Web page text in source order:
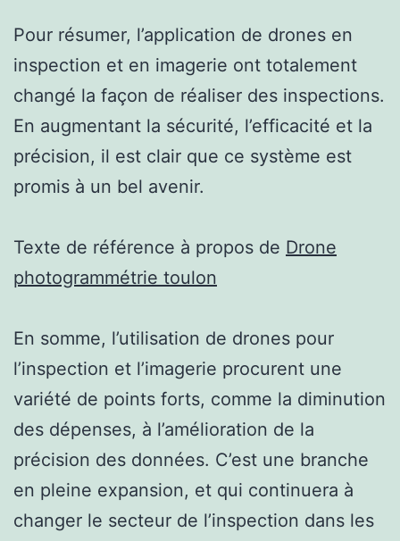
Pour résumer, l’application de drones en
inspection et en imagerie ont totalement
changé la façon de réaliser des inspections.
En augmentant la sécurité, l’efficacité et la
précision, il est clair que ce système est
promis à un bel avenir.
Texte de référence à propos de Drone
photogrammétrie toulon
En somme, l’utilisation de drones pour
l’inspection et l’imagerie procurent une
variété de points forts, comme la diminution
des dépenses, à l’amélioration de la
précision des données. C’est une branche
en pleine expansion, et qui continuera à
changer le secteur de l’inspection dans les